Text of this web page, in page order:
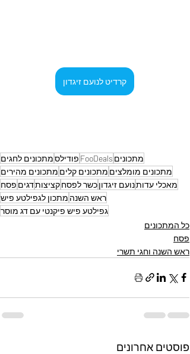
קרדיט לנועם זיגדון
מתכונים FooDeals פודילסמתכונים לחגים
מתכונים מומלצים מתכונים קלים מתכונים מהירים
מאכלי עדותנועם זיגדוןכשר לפסחקציצותדגים פסח
ראש השנה מתכון לגפילטע פיש
גפילטע פיש פיקנטי עם דג מוסר
כל המתכונים
פסח
ראש השנה וחגי תשרי
פוסטים אחרונים